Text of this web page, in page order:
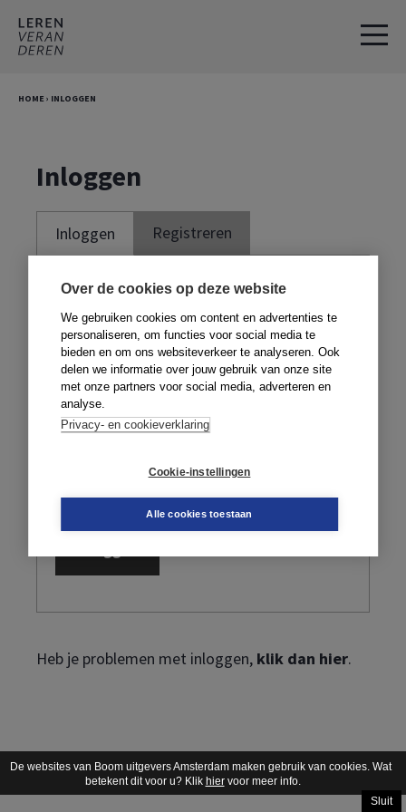
De websites van Boom uitgevers Amsterdam maken gebruik van cookies. Wat
betekent dit voor u? Klik hiervoor meer info.
Sluit
Over de cookies op deze website
We gebruiken cookies om content en advertenties te
personaliseren, om functies voor social media te
bieden en om ons websiteverkeer te analyseren. Ook
delen we informatie over jouw gebruik van onze site
met onze partners voor social media, adverteren en
analyse.
Privacy- en cookieverklaring
Cookie-instellingen
Alle cookies toestaan
naar
naar
HOME› INLOGGEN
Inloggen
Inloggen Registreren
Je moet ingelogd zijn om deze website te
kunnen gebruiken. Om te kunnen inloggen,
moet je je registreren met de code voor in
je boek. Heb je geen boek, klik dan hier.
Ik ben mijn wachtwoord vergeten
Heb je problemen met inloggen, klik dan hier.